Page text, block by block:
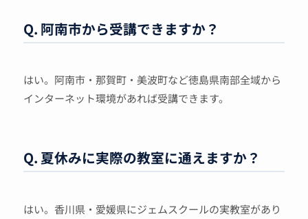
Q. 阿南市から受講できますか？
はい。阿南市・那賀町・美波町など徳島県南部全域から
インターネット環境があれば受講できます。
Q. 夏休みに実際の教室に通えますか？
はい。香川県・愛媛県にジェムスクールの実教室があり